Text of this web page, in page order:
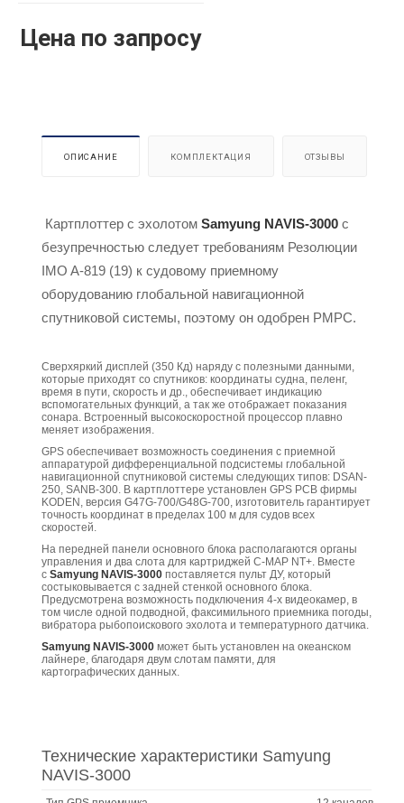
Цена по запросу
ОПИСАНИЕ КОМПЛЕКТАЦИЯ ОТЗЫВЫ
Картплоттер с эхолотом Samyung NAVIS-3000 с
безупречностью следует требованиям Резолюции
IMO A-819 (19) к судовому приемному
оборудованию глобальной навигационной
спутниковой системы, поэтому он одобрен РМРС.
Сверхяркий дисплей (350 Кд) наряду с полезными данными,
которые приходят со спутников: координаты судна, пеленг,
время в пути, скорость и др., обеспечивает индикацию
вспомогательных функций, а так же отображает показания
сонара. Встроенный высокоскоростной процессор плавно
меняет изображения.
GPS обеспечивает возможность соединения с приемной
аппаратурой дифференциальной подсистемы глобальной
навигационной спутниковой системы следующих типов: DSAN-
250, SANB-300. В картплоттере установлен GPS PCB фирмы
KODEN, версия G47G-700/G48G-700, изготовитель гарантирует
точность координат в пределах 100 м для судов всех
скоростей.
На передней панели основного блока располагаются органы
управления и два слота для картриджей C-MAP NT+. Вместе
с Samyung NAVIS-3000 поставляется пульт ДУ, который
состыковывается с задней стенкой основного блока.
Предусмотрена возможность подключения 4-х видеокамер, в
том числе одной подводной, факсимильного приемника погоды,
вибратора рыбопоискового эхолота и температурного датчика.
Samyung NAVIS-3000 может быть установлен на океанском
лайнере, благодаря двум слотам памяти, для
картографических данных.
Технические характеристики Samyung
NAVIS-3000